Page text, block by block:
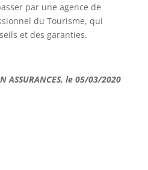
par une agence de
du Tourisme, qui
et des garanties.
ASSURANCES, le 05/03/2020